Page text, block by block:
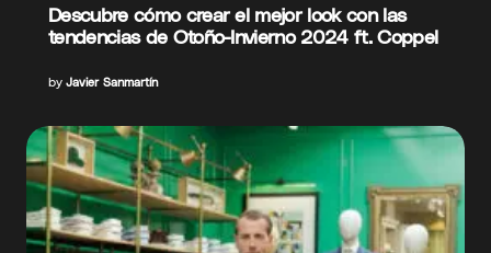
Descubre cómo crear el mejor look con las
tendencias de Otoño-Invierno 2024 ft. Coppel
by Javier Sanmartín